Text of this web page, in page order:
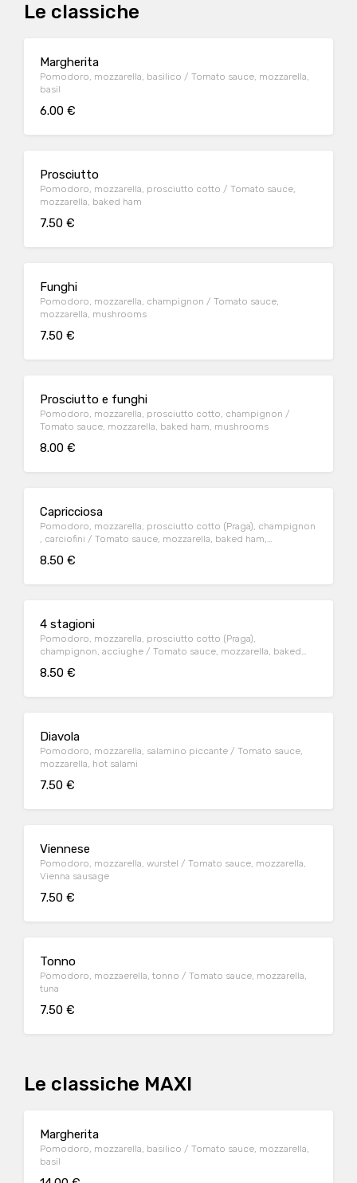
Le classiche
Margherita
Pomodoro, mozzarella, basilico / Tomato sauce, mozzarella,
basil
6.00 €
Prosciutto
Pomodoro, mozzarella, prosciutto cotto / Tomato sauce,
mozzarella, baked ham
7.50 €
Funghi
Pomodoro, mozzarella, champignon / Tomato sauce,
mozzarella, mushrooms
7.50 €
Prosciutto e funghi
Pomodoro, mozzarella, prosciutto cotto, champignon /
Tomato sauce, mozzarella, baked ham, mushrooms
8.00 €
Capricciosa
Pomodoro, mozzarella, prosciutto cotto (Praga), champignon
, carciofini / Tomato sauce, mozzarella, baked ham,
8.50 €
4 stagioni
Pomodoro, mozzarella, prosciutto cotto (Praga),
champignon, acciughe / Tomato sauce, mozzarella, baked
8.50 €
Diavola
Pomodoro, mozzarella, salamino piccante / Tomato sauce,
mozzarella, hot salami
7.50 €
Viennese
Pomodoro, mozzarella, wurstel / Tomato sauce, mozzarella,
Vienna sausage
7.50 €
Tonno
Pomodoro, mozzaerella, tonno / Tomato sauce, mozzarella,
tuna
7.50 €
Le classiche MAXI
Margherita
Pomodoro, mozzarella, basilico / Tomato sauce, mozzarella,
basil